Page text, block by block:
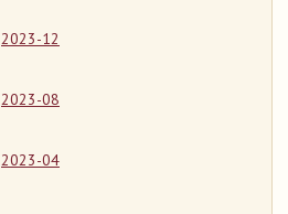
2023-12
2023-08
2023-04